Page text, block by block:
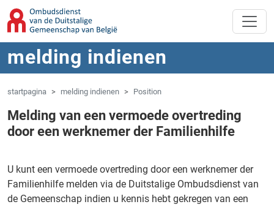
Overslaan naar hoofdinhoud
Spring naar navigatie
melding indienen
startpagina melding indienen Position
Melding van een vermoede overtreding
door een werknemer der Familienhilfe
U kunt een vermoede overtreding door een werknemer der
Familienhilfe melden via de Duitstalige Ombudsdienst van
de Gemeenschap indien u kennis hebt gekregen van een